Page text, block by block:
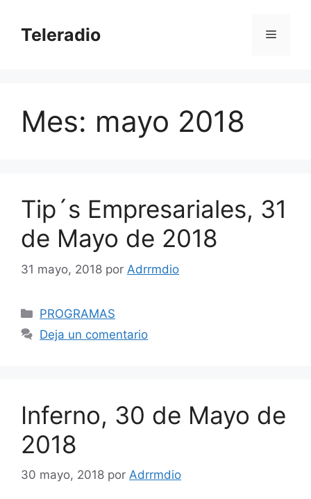
contenido
Teleradio Menú
Mes: mayo 2018
Tip´s Empresariales, 31
de Mayo de 2018
31 mayo, 2018 por Adrrmdio
Categorías
PROGRAMAS
Deja un comentario
Inferno, 30 de Mayo de
2018
30 mayo, 2018 por Adrrmdio